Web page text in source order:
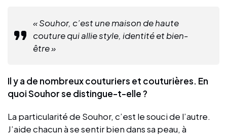
« Souhor, c’est une maison de haute
couture qui allie style, identité et bien-
être »
Il y a de nombreux couturiers et couturières. En
quoi Souhor se distingue-t-elle ?
La particularité de Souhor, c’est le souci de l’autre.
J’aide chacun à se sentir bien dans sa peau, à